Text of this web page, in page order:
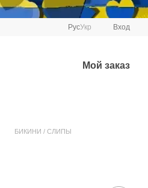
РусУкр Вход
Мой заказ
БИКИНИ / СЛИПЫ